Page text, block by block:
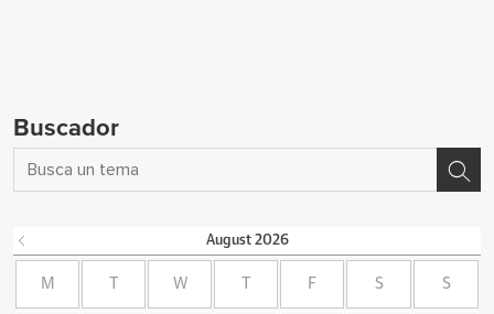
Buscador
August 2026
M W F S S